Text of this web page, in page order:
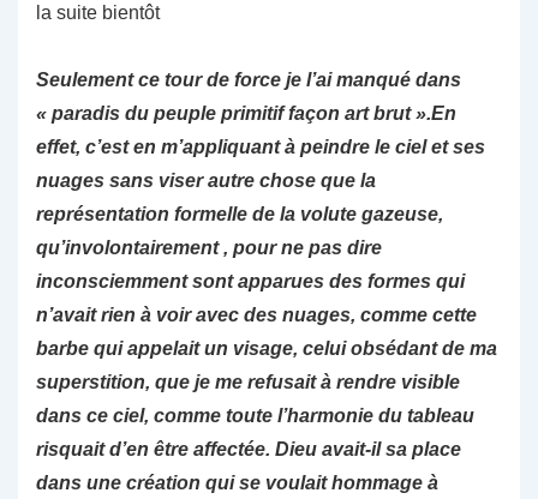
la suite bientôt
Seulement ce tour de force je l’ai manqué dans
« paradis du peuple primitif façon art brut ».En
effet, c’est en m’appliquant à peindre le ciel et ses
nuages sans viser autre chose que la
représentation formelle de la volute gazeuse,
qu’involontairement , pour ne pas dire
inconsciemment sont apparues des formes qui
n’avait rien à voir avec des nuages, comme cette
barbe qui appelait un visage, celui obsédant de ma
superstition, que je me refusait à rendre visible
dans ce ciel, comme toute l’harmonie du tableau
risquait d’en être affectée. Dieu avait-il sa place
dans une création qui se voulait hommage à